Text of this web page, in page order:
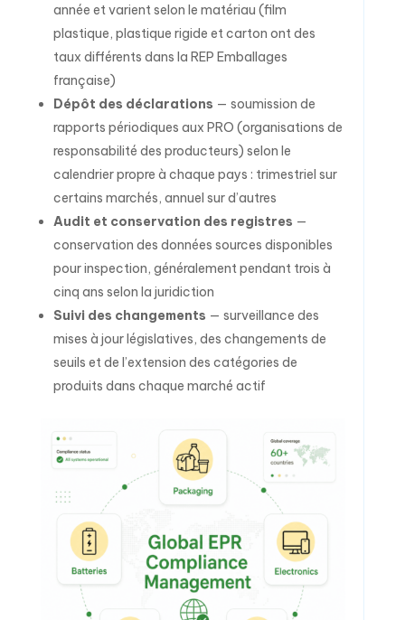
année et varient selon le matériau (film
plastique, plastique rigide et carton ont des
taux différents dans la REP Emballages
française)
Dépôt des déclarations — soumission de
rapports périodiques aux PRO (organisations de
responsabilité des producteurs) selon le
calendrier propre à chaque pays : trimestriel sur
certains marchés, annuel sur d’autres
Audit et conservation des registres —
conservation des données sources disponibles
pour inspection, généralement pendant trois à
cinq ans selon la juridiction
Suivi des changements — surveillance des
mises à jour législatives, des changements de
seuils et de l’extension des catégories de
produits dans chaque marché actif